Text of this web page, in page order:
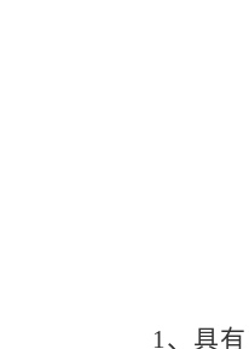
1、具